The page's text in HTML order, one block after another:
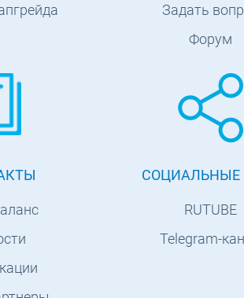
Задать
Форум
СОЦИАЛЬНЫЕ
RUTUBE
Telegram-